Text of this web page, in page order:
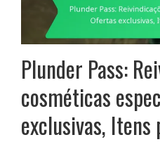
Plunder Pass:
cosméticas
exclusivas,